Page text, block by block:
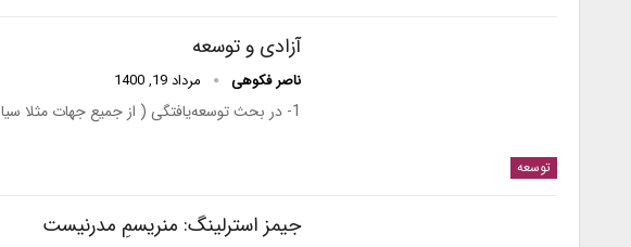
توسعه
آزادی و توسعه
ناصر فکوهی مرداد 19, 1400
1- در بحث توسعه‌یافتگی ( از جمیع جهات مثلا سیاسی، اقتصادی، فرهنگی و ...) غالبا مفهوم آزادی نیز عنوان…
جیمز استرلینگ: منریسمِ مدرنیست